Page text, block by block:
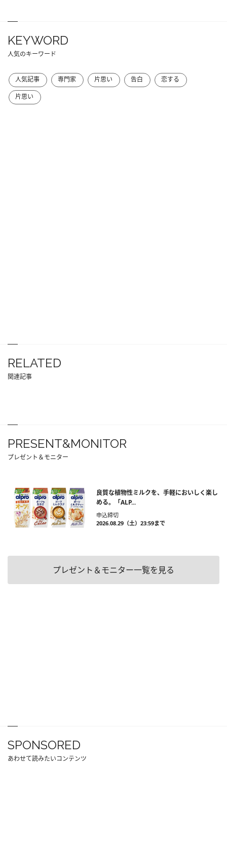
KEYWORD
人気のキーワード
人気記事 専門家 片思い 告白
恋する
片思い
RELATED
関連記事
PRESENT&MONITOR
プレゼント＆モニター
良質な植物性ミルクを、手軽においしく楽し
める。「ALP...
申込締切
2026.08.29（土）23:59まで
プレゼント＆モニター一覧を見る
SPONSORED
あわせて読みたいコンテンツ